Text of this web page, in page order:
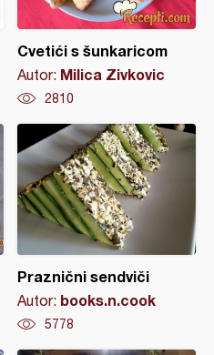
Cvetići s šunkaricom
Autor: Milica Zivkovic
2810
Praznični sendviči
Autor: books.n.cook
5778